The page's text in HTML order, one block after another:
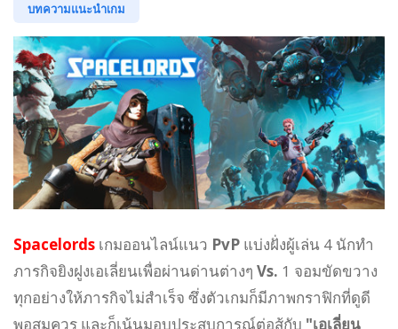
บทความแนะนำเกม
Spacelords เกมออนไลน์แนว PvP แบ่งฝั่งผู้เล่น 4 นักทำ
ภารกิจยิงฝูงเอเลี่ยนเพื่อผ่านด่านต่างๆ Vs. 1 จอมขัดขวาง
ทุกอย่างให้ภารกิจไม่สำเร็จ ซึ่งตัวเกมก็มีภาพกราฟิกที่ดูดี
พอสมควร และก็เน้นมอบประสบการณ์ต่อสู้กับ "เอเลี่ยน